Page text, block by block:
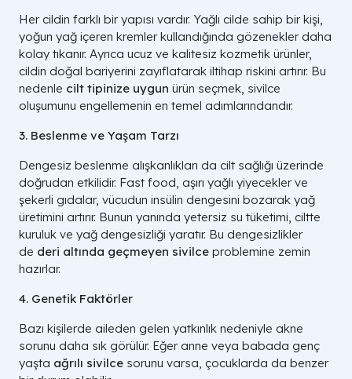
Her cildin farklı bir yapısı vardır. Yağlı cilde sahip bir kişi,
yoğun yağ içeren kremler kullandığında gözenekler daha
kolay tıkanır. Ayrıca ucuz ve kalitesiz kozmetik ürünler,
cildin doğal bariyerini zayıflatarak iltihap riskini artırır. Bu
nedenle cilt tipinize uygun ürün seçmek, sivilce
oluşumunu engellemenin en temel adımlarındandır.
3. Beslenme ve Yaşam Tarzı
Dengesiz beslenme alışkanlıkları da cilt sağlığı üzerinde
doğrudan etkilidir. Fast food, aşırı yağlı yiyecekler ve
şekerli gıdalar, vücudun insülin dengesini bozarak yağ
üretimini artırır. Bunun yanında yetersiz su tüketimi, ciltte
kuruluk ve yağ dengesizliği yaratır. Bu dengesizlikler
de deri altında geçmeyen sivilce problemine zemin
hazırlar.
4. Genetik Faktörler
Bazı kişilerde aileden gelen yatkınlık nedeniyle akne
sorunu daha sık görülür. Eğer anne veya babada genç
yaşta ağrılı sivilce sorunu varsa, çocuklarda da benzer